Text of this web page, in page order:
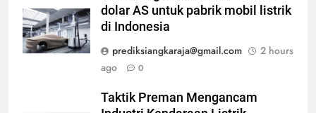
dolar AS untuk pabrik mobil listrik
di Indonesia
prediksiangkaraja@gmail.com
2 hours
ago
0
Taktik Preman Mengancam